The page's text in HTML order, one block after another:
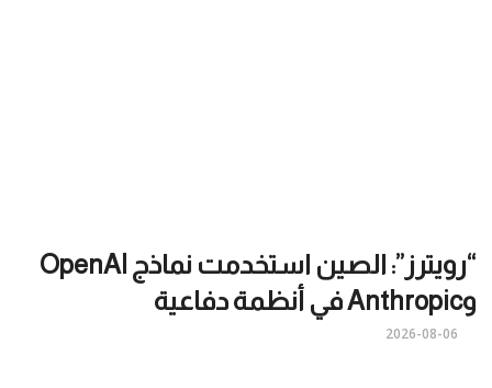
“رويترز”: الصين استخدمت نماذج OpenAI
وAnthropic في أنظمة دفاعية
2026-08-06